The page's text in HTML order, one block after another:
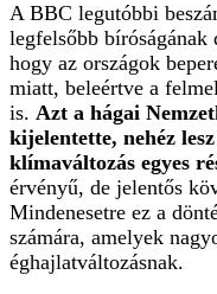
A BBC legutóbbi
legfelsőbb bíróságának
hogy az országok
miatt, beleértve a
is. Azt a hágai
kijelentette, nehéz
klímaváltozás egyes
érvényű, de jelentős
Mindenesetre ez a
számára, amelyek
éghajlatváltozásnak.